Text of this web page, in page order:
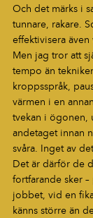
Och det märks i
tunnare, rakare.
effektivisera även
Men jag tror att
tempo än
kroppsspråk,
värmen i en
tvekan i ögonen,
andetaget innan
svåra. Inget av
Det är därför de
fortfarande sker
jobbet, vid en
känns större än